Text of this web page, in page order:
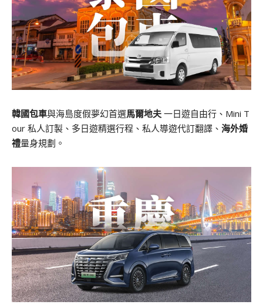
韓國包車與海島度假夢幻首選馬爾地夫 一日遊自由行、Mini T
our 私人訂製、多日遊精選行程、私人導遊代訂翻譯、 海外婚
禮量身規劃。